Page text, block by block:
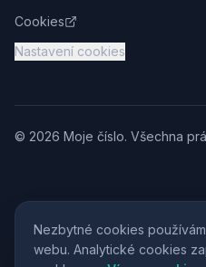
Cookies
Nastavení cookies
© 2026 Moje číslo. Všechna
Nezbytné cookies
webu. Analytické cookies